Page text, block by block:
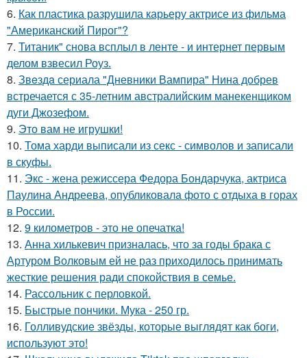
6. Как пластика разрушила карьеру актрисе из фильма
"Американский Пирог"?
7. Титаник" снова всплыл в ленте - и интернет первым
делом взвесил Роуз.
8. Звeздa сериала "Дневники Вампира" Нина добрев
встречается с 35-летним австралийским манекенщиком
дуги Джозефом.
9. Это вам не игрушки!
10. Тома харди выписали из секс - символов и записали
в скуфы.
11. Экс - жена режиссера Федора Бондарчука, актриса
Паулина Андреева, опубликовала фото с отдыха в горах
в России.
12. 9 километров - это не опечатка!
13. Анна хилькевич призналась, что за годы брака с
Артуром Волковым ей не раз приходилось принимать
жесткие решения ради спокойствия в семье.
14. Рассольник с перловкой.
15. Быстрые пончики. Мука - 250 гр.
16. Голливудские звёзды, которые выглядят как боги,
используют это!